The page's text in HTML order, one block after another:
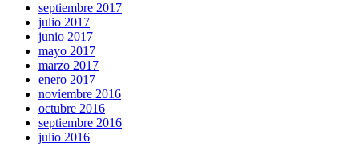
septiembre 2017
julio 2017
junio 2017
mayo 2017
marzo 2017
enero 2017
noviembre 2016
octubre 2016
septiembre 2016
julio 2016